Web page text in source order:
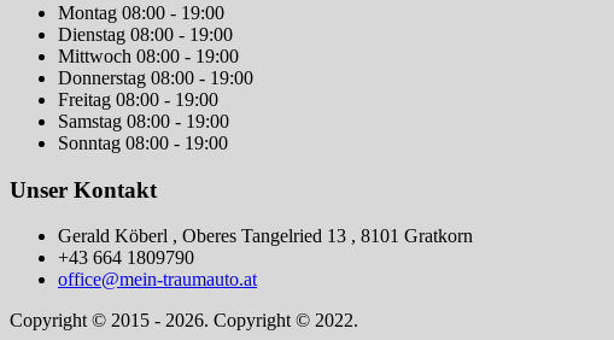
Montag 08:00 - 19:00
Dienstag 08:00 - 19:00
Mittwoch 08:00 - 19:00
Donnerstag 08:00 - 19:00
Freitag 08:00 - 19:00
Samstag 08:00 - 19:00
Sonntag 08:00 - 19:00
Unser Kontakt
Gerald Köberl , Oberes Tangelried 13 , 8101 Gratkorn
+43 664 1809790
office@mein-traumauto.at
Copyright © 2015 - 2026. Copyright © 2022.